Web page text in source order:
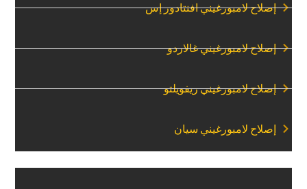
‏إصلاح لامبورغيني افنتادور إس‏
‏إصلاح لامبورغيني غالاردو‏
‏إصلاح لامبورغيني ريفويلتو‏
‏إصلاح لامبورغيني سيان‏